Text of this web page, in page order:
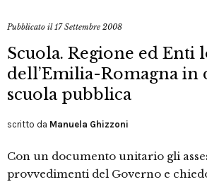
Pubblicato il17 Settembre 2008
Scuola. Regione ed Enti
dell’Emilia-Romagna in
scuola pubblica
scritto da Manuela Ghizzoni
Con un documento unitario gli
provvedimenti del Governo e